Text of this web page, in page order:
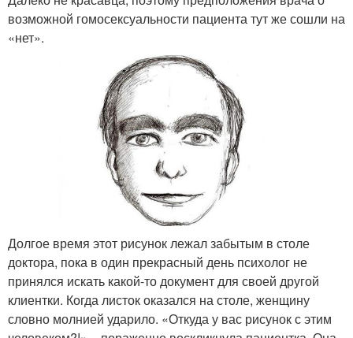
возможной гомосексуальности пациента тут же сошли на
«нет».
Долгое время этот рисунок лежал забытым в столе
доктора, пока в один прекрасный день психолог не
принялся искать какой-то документ для своей другой
клиентки. Когда листок оказался на столе, женщину
словно молнией ударило. «Откуда у вас рисунок с этим